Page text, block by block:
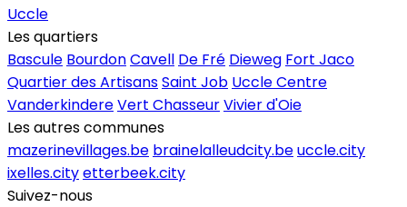
Uccle
Les quartiers
Bascule BourdonCavell De Fré Dieweg Fort Jaco
Quartier des ArtisansSaint Job Uccle Centre
VanderkindereVert ChasseurVivier d'Oie
Les autres communes
mazerinevillages.be brainelalleudcity.beuccle.city
ixelles.cityetterbeek.city
Suivez-nous